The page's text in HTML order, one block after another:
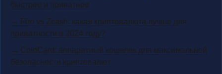
быстрее и приватнее
→ Firo vs Zcash: какая криптовалюта лучше для
приватности в 2024 году?
→ ColdCard: аппаратный кошелек для максимальной
безопасности криптовалют